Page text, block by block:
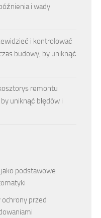
i wady
i kontrolować
budowy, by uniknąć
remontu
uniknąć błędów i
podstawowe
przed